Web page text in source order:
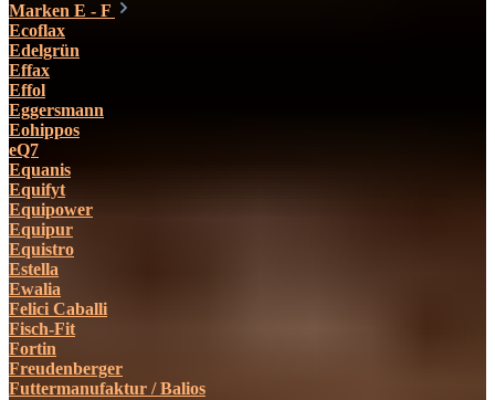
Marken E - F
Ecoflax
Edelgrün
Effax
Effol
Eggersmann
Eohippos
eQ7
Equanis
Equifyt
Equipower
Equipur
Equistro
Estella
Ewalia
Felici Caballi
Fisch-Fit
Fortin
Freudenberger
Futtermanufaktur / Balios